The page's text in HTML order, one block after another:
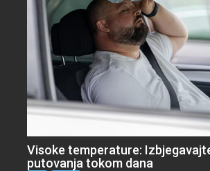
Visoke temperature:
putovanja tokom dana